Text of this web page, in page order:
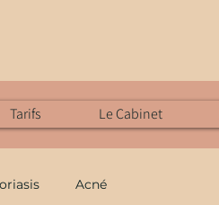
Tarifs Le Cabinet
Acné